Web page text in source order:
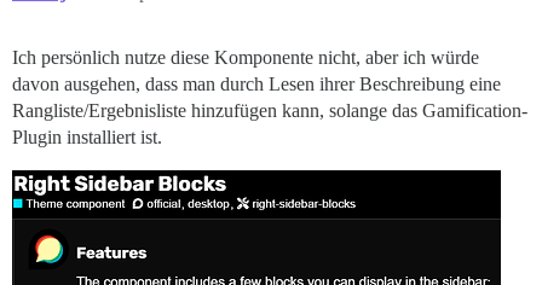
Ich persönlich nutze diese Komponente nicht, aber ich würde
davon ausgehen, dass man durch Lesen ihrer Beschreibung eine
Rangliste/Ergebnisliste hinzufügen kann, solange das Gamification-
Plugin installiert ist.